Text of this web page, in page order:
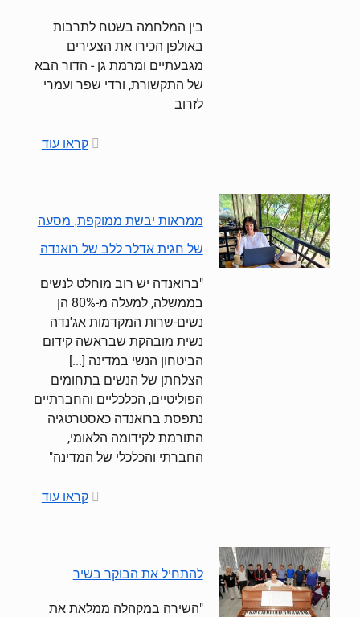
בין המלחמה בשטח לתרבות
באולפן הכירו את הצעירים
מגבעתיים ומרמת גן - הדור הבא
של התקשורת, ורדי שפר ועמרי
לזרוב
קראו עוד
ממראות יבשת ממוקפת, מסעה
של חגית אדלר ללב של רואנדה
"ברואנדה יש רוב מוחלט לנשים
בממשלה, למעלה מ-80% הן
נשים-שרות המקדמות אג'נדה
נשית מובהקת שבראשה קידום
הביטחון הנשי במדינה [...]
הצלחתן של הנשים בתחומים
הפוליטיים, הכלכליים והחברתיים
נתפסת ברואנדה כאסטרטגיה
התורמת לקידומה הלאומי,
החברתי והכלכלי של המדינה"
קראו עוד
להתחיל את הבוקר בשיר
"השירה במקהלה ממלאת את